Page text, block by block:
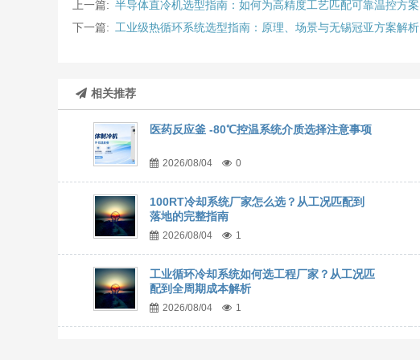
上一篇: 半导体直冷机选型指南：如何为高精度工艺匹配可靠温控方案
下一篇: 工业级热循环系统选型指南：原理、场景与无锡冠亚方案解析
相关推荐
医药反应釜 -80℃控温系统介质选择注意事项
2026/08/04 0
100RT冷却系统厂家怎么选？从工况匹配到
落地的完整指南
2026/08/04 1
工业循环冷却系统如何选工程厂家？从工况匹
配到全周期成本解析
2026/08/04 1